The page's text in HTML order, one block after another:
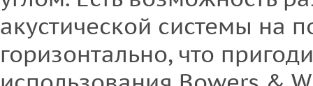
акустической системы на
горизонтально, что